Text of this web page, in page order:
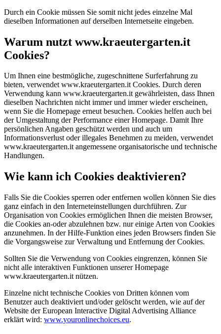
Durch ein Cookie müssen Sie somit nicht jedes einzelne Mal
dieselben Informationen auf derselben Internetseite eingeben.
Warum nutzt www.kraeutergarten.it
Cookies?
Um Ihnen eine bestmögliche, zugeschnittene Surferfahrung zu
bieten, verwendet www.kraeutergarten.it Cookies. Durch deren
Verwendung kann www.kraeutergarten.it gewährleisten, dass Ihnen
dieselben Nachrichten nicht immer und immer wieder erscheinen,
wenn Sie die Homepage erneut besuchen. Cookies helfen auch bei
der Umgestaltung der Performance einer Homepage. Damit Ihre
persönlichen Angaben geschützt werden und auch um
Informationsverlust oder illegales Benehmen zu meiden, verwendet
www.kraeutergarten.it angemessene organisatorische und technische
Handlungen.
Wie kann ich Cookies deaktivieren?
Falls Sie die Cookies sperren oder entfernen wollen können Sie dies
ganz einfach in den Interneteinstellungen durchführen. Zur
Organisation von Cookies ermöglichen Ihnen die meisten Browser,
die Cookies an-oder abzulehnen bzw. nur einige Arten von Cookies
anzunehmen. In der Hilfe-Funktion eines jeden Browsers finden Sie
die Vorgangsweise zur Verwaltung und Entfernung der Cookies.
Sollten Sie die Verwendung von Cookies eingrenzen, können Sie
nicht alle interaktiven Funktionen unserer Homepage
www.kraeutergarten.it nützen.
Einzelne nicht technische Cookies von Dritten können vom
Benutzer auch deaktiviert und/oder gelöscht werden, wie auf der
Website der European Interactive Digital Advertising Alliance
erklärt wird: www.youronlinechoices.eu.